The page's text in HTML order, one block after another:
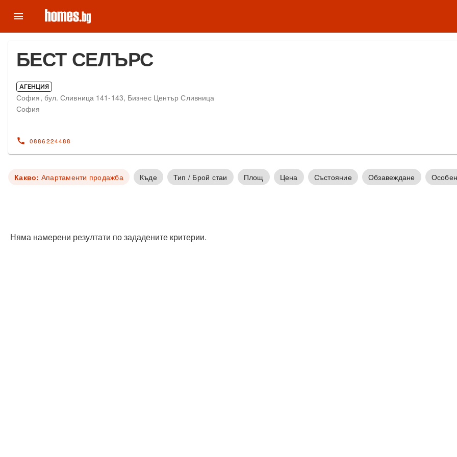
menu
БЕСТ СЕЛЪРС
АГЕНЦИЯ
София, бул. Сливница 141-143, Бизнес Център Сливница
София
call 0886224488
Какво: Апартаменти продажба Къде Тип / Брой стаи Площ Цена Състояние Обзавеждане
Няма намерени резултати по зададените критерии.